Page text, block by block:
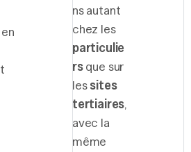
ns autant
chez les
particulie
rsque sur
lessites
tertiaires,
avec la
même